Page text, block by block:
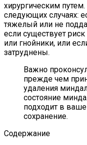
хирургическим
следующих случаях:
тяжелый или не
если существует
или гнойники, или
затруднены.
Важно
прежде чем
удаления
состояние
подходит в
сохранение.
Содержание